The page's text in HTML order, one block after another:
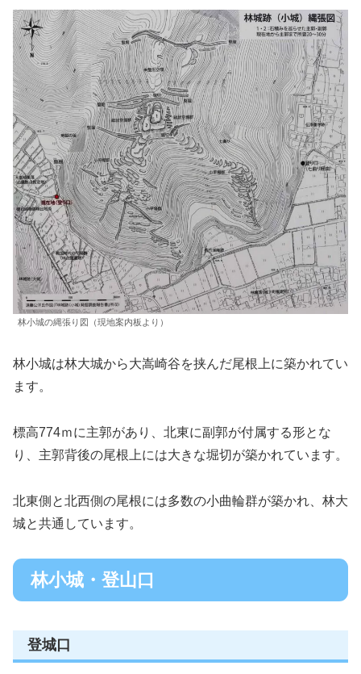
林小城の縄張り図（現地案内板より）
林小城は林大城から大嵩崎谷を挟んだ尾根上に築かれてい
ます。
標高774ｍに主郭があり、北東に副郭が付属する形とな
り、主郭背後の尾根上には大きな堀切が築かれています。
北東側と北西側の尾根には多数の小曲輪群が築かれ、林大
城と共通しています。
林小城・登山口
登城口